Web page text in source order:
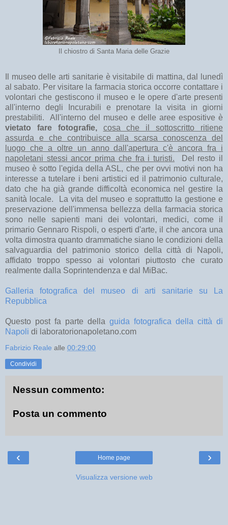
Il chiostro di Santa Maria delle Grazie
Il museo delle arti sanitarie è visitabile di mattina, dal lunedì
al sabato. Per visitare la farmacia storica occorre contattare i
volontari che gestiscono il museo e le opere d'arte presenti
all'interno degli Incurabili e prenotare la visita in giorni
prestabiliti. All'interno del museo e delle aree espositive è
vietato fare fotografie,
cosa che il sottoscritto ritiene
assurda e che contribuisce alla scarsa conoscenza del
luogo che a oltre un anno dall'apertura c'è ancora fra i
napoletani stessi ancor prima che fra i turisti. Del resto il
museo è sotto l'egida della ASL, che per ovvi motivi non ha
interesse a tutelare i beni artistici ed il patrimonio culturale,
dato che ha già grande difficoltà economica nel gestire la
sanità locale. La vita del museo e soprattutto la gestione e
preservazione dell'immensa bellezza della farmacia storica
sono nelle sapienti mani dei volontari, medici, come il
primario Gennaro Rispoli, o esperti d'arte, il che ancora una
volta dimostra quanto drammatiche siano le condizioni della
salvaguardia del patrimonio storico della città di Napoli,
affidato troppo spesso ai volontari piuttosto che curato
realmente dalla Soprintendenza e dal MiBac.
Galleria fotografica del museo di arti sanitarie su La
Repubblica
Questo post fa parte della guida fotografica della città di
Napoli di laboratorionapoletano.com
Fabrizio Reale alle 00:29:00
Condividi
Nessun commento:
Posta un commento
‹ ›
Home page
Visualizza versione web